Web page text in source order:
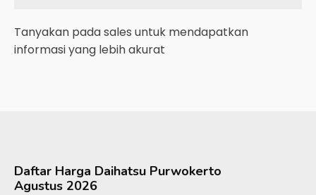
Tanyakan pada sales untuk mendapatkan
informasi yang lebih akurat
Daftar Harga Daihatsu Purwokerto
Agustus 2026